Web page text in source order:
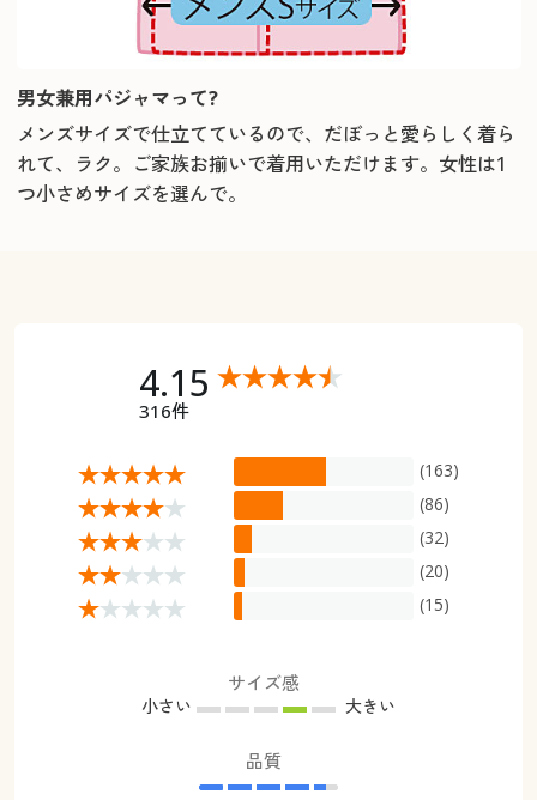
男女兼用パジャマって?
メンズサイズで仕立てているので、だぼっと愛らしく着ら
れて、ラク。ご家族お揃いで着用いただけます。女性は1
つ小さめサイズを選んで。
4.15
316件
(163)
(86)
(32)
(20)
(15)
サイズ感
小さい 大きい
品質